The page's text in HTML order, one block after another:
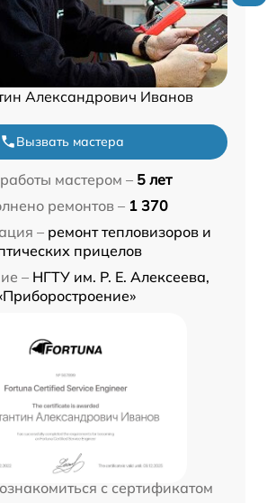
Александрович Иванов
Вызвать мастера
мастером – 5 лет
ремонтов – 1 370
– ремонт тепловизоров и
прицелов
– НГТУ им. Р. Е. Алексеева,
с сертификатом